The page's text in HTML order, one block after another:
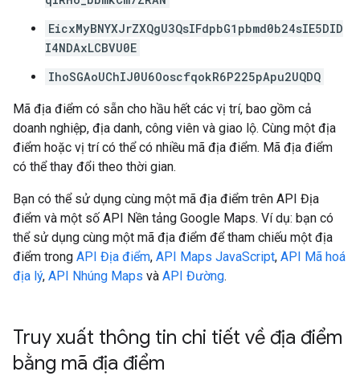
EicxMyBNYXJrZXQgU3QsIFdpbG1pbmd0b24sIE5DID
I4NDAxLCBVU0E
IhoSGAoUChIJ0U6OoscfqokR6P225pApu2UQDQ
Mã địa điểm có sẵn cho hầu hết các vị trí, bao gồm cả
doanh nghiệp, địa danh, công viên và giao lộ. Cùng một địa
điểm hoặc vị trí có thể có nhiều mã địa điểm. Mã địa điểm
có thể thay đổi theo thời gian.
Bạn có thể sử dụng cùng một mã địa điểm trên API Địa
điểm và một số API Nền tảng Google Maps. Ví dụ: bạn có
thể sử dụng cùng một mã địa điểm để tham chiếu một địa
điểm trong API Địa điểm, API Maps JavaScript, API Mã hoá
địa lý, API Nhúng Maps và API Đường.
Truy xuất thông tin chi tiết về địa điểm
bằng mã địa điểm